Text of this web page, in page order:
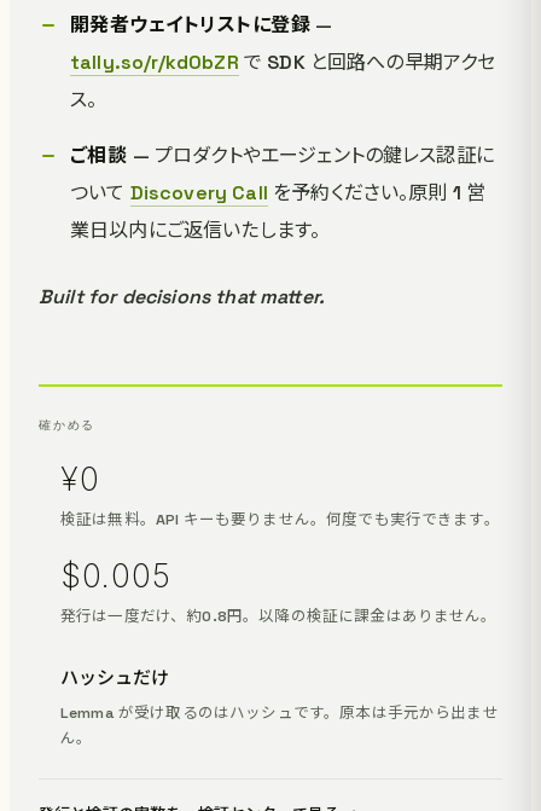
開発者ウェイトリストに登録 —
tally.so/r/kd0bZR で SDK と回路への早期アクセ
ス。
ご相談 — プロダクトやエージェントの鍵レス認証に
ついて Discovery Call を予約ください。原則 1 営
業日以内にご返信いたします。
Built for decisions that matter.
確かめる
¥0
検証は無料。API キーも要りません。何度でも実行できます。
$0.005
発行は一度だけ、約0.8円。以降の検証に課金はありません。
ハッシュだけ
Lemma が受け取るのはハッシュです。原本は手元から出ませ
ん。